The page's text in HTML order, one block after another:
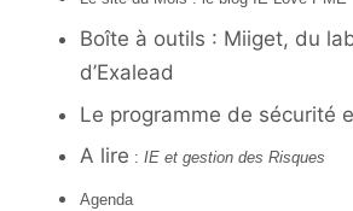
Boîte à outils : Miiget, du
d’Exalead
Le programme de sécurité
A lire : IE et gestion des Risques
Agenda